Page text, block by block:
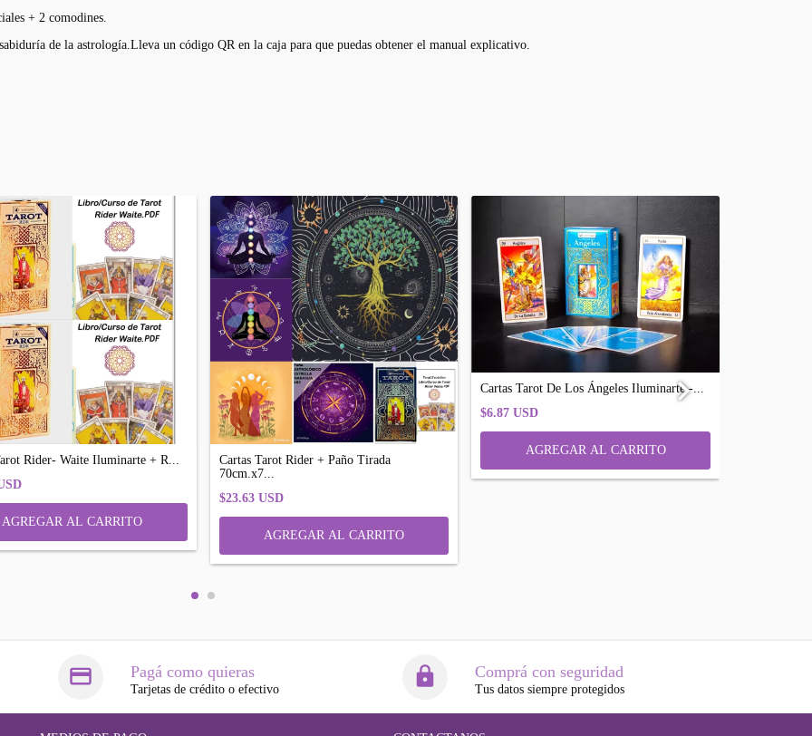
+ 2 comodines.
de la astrología.Lleva un código QR en la caja para que puedas obtener el manual explicativo.
Rider- Waite Iluminarte + R...
Cartas Tarot Rider + Paño Tirada
70cm.x7...
$23.63 USD
Cartas Tarot De Los Ángeles Iluminarte -...
$6.87 USD
Pagá como quieras
Tarjetas de crédito o efectivo
Comprá con seguridad
Tus datos siempre protegidos